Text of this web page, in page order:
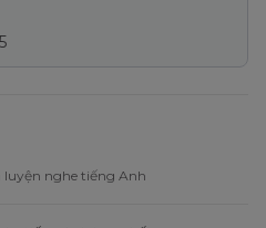
luyện nghe tiếng Anh